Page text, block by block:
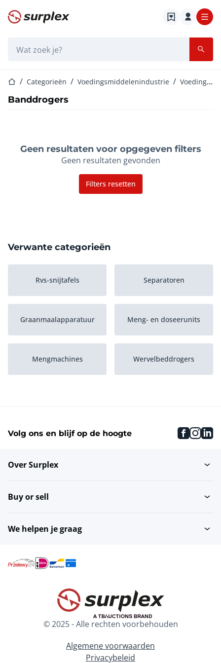
Startpagina
StartpaginaCategorieën Voedingsmiddelenindustrie Voedingsmiddelenmachines
Banddrogers
Geen resultaten voor opgegeven filters
Geen resultaten gevonden
Filters resetten
Verwante categorieën
Rvs-snijtafels Separatoren
Graanmaalapparatuur Meng- en doseerunits
Mengmachines Wervelbeddrogers
Snijmachines Rvs-werktafels
Inleggers
Overige... Pasteurisatiemachines
Volg ons en blijf op de hoogte
Over Surplex
Buy or sell
We helpen je graag
© 2025 - Alle rechten voorbehouden
Algemene voorwaarden
Privacybeleid